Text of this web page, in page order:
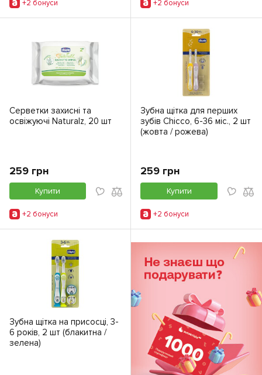
+2 бонуси +2 бонуси
Серветки захисні та
освіжуючі Naturalz, 20 шт
259 грн
Купити
+2 бонуси
Зубна щітка для перших
зубів Chicco, 6-36 міс., 2 шт
(жовта / рожева)
259 грн
Купити
+2 бонуси
Зубна щітка на присосці, 3-
6 років, 2 шт (блакитна /
зелена)